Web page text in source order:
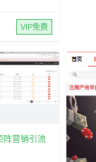
VIP免费
阵营销引流